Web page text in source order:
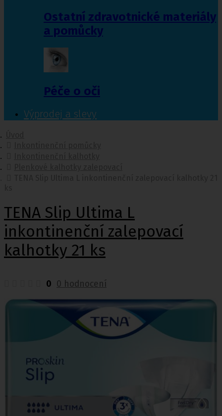
Ostatní zdravotnické materiály
a pomůcky
Péče o oči
Výprodej a slevy
TENA Slip Ultima L
inkontinenční zalepovací
kalhotky 21 ks
0 0 hodnocení